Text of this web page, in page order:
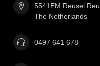
5541EM Reusel
The Netherlands
0497 641 678